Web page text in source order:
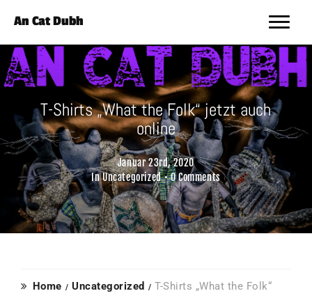
An Cat Dubh
T-Shirts „What the Folk“ jetzt auch
online
Januar 23rd, 2020
InUncategorized•0 Comments
Home Uncategorized
T-Shirts „What the Folk“